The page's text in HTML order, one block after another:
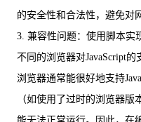
的安全性和合法性，避免对
3. 兼容性问题：使用脚本实
不同的浏览器对JavaScript
浏览器通常能很好地支持
（如使用了过时的浏览器版